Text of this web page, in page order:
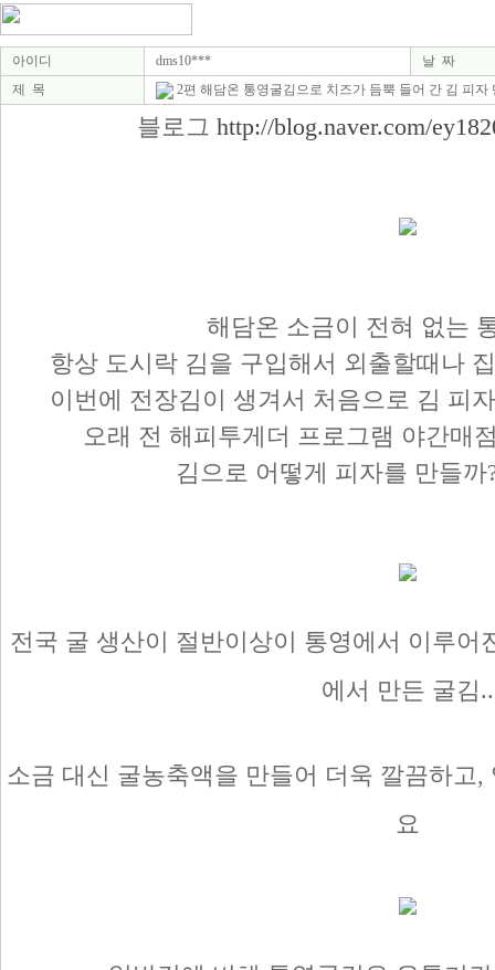
아이디 dms10***
날 짜
제 목
2편 해담온 통영굴김으로 치즈가 듬뿍 들어 간 김 피자
블로그 http://blog.naver.com/
해담온 소금이 전혀 없는
항상 도시락 김을 구입해서 외출할때나
이번에 전장김이 생겨서 처음으로 김 피
오래 전 해피투게더 프로그램 야간매
김으로 어떻게 피자를 만들까
전국 굴 생산이 절반이상이 통영에서 이루어
에서 만든 굴김..
소금 대신 굴농축액을 만들어 더욱 깔끔하고
요